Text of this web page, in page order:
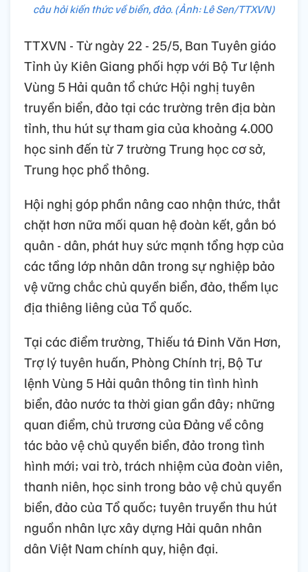
câu hỏi kiến thức về biển, đảo. (Ảnh: Lê Sen/TTXVN)
TTXVN - Từ ngày 22 - 25/5, Ban Tuyên giáo
Tỉnh ủy Kiên Giang phối hợp với Bộ Tư lệnh
Vùng 5 Hải quân tổ chức Hội nghị tuyên
truyền biển, đảo tại các trường trên địa bàn
tỉnh, thu hút sự tham gia của khoảng 4.000
học sinh đến từ 7 trường Trung học cơ sở,
Trung học phổ thông.
Hội nghị góp phần nâng cao nhận thức, thắt
chặt hơn nữa mối quan hệ đoàn kết, gắn bó
quân - dân, phát huy sức mạnh tổng hợp của
các tầng lớp nhân dân trong sự nghiệp bảo
vệ vững chắc chủ quyền biển, đảo, thềm lục
địa thiêng liêng của Tổ quốc.
Tại các điểm trường, Thiếu tá Đinh Văn Hơn,
Trợ lý tuyên huấn, Phòng Chính trị, Bộ Tư
lệnh Vùng 5 Hải quân thông tin tình hình
biển, đảo nước ta thời gian gần đây; những
quan điểm, chủ trương của Đảng về công
tác bảo vệ chủ quyền biển, đảo trong tình
hình mới; vai trò, trách nhiệm của đoàn viên,
thanh niên, học sinh trong bảo vệ chủ quyền
biển, đảo của Tổ quốc; tuyên truyền thu hút
nguồn nhân lực xây dựng Hải quân nhân
dân Việt Nam chính quy, hiện đại.